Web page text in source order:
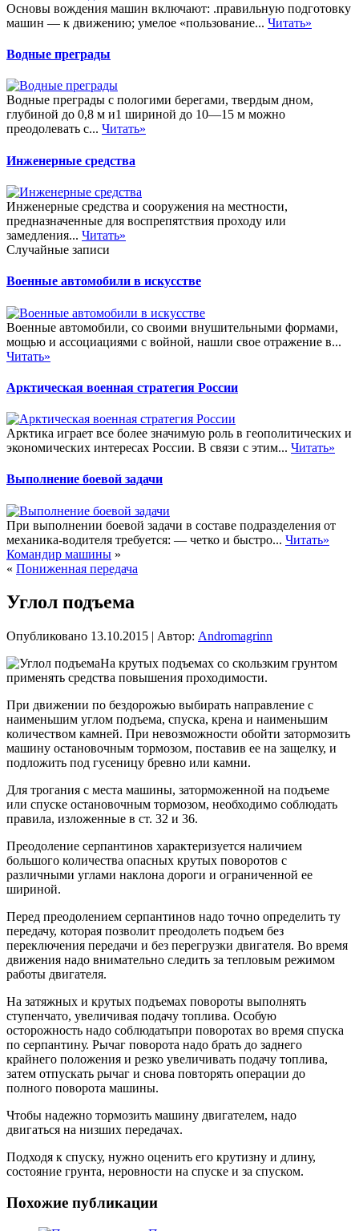
Основы вождения машин включают: .правильную подготовку
машин — к движению; умелое «пользование... Читать»
Водные преграды
Водные преграды с пологими берегами, твердым дном,
глубиной до 0,8 м и1 шириной до 10—15 м можно
преодолевать с... Читать»
Инженерные средства
Инженерные средства и сооружения на местности,
предназначенные для воспрепятствия проходу или
замедления... Читать»
Случайные записи
Военные автомобили в искусстве
Военные автомобили, со своими внушительными формами,
мощью и ассоциациями с войной, нашли свое отражение в...
Читать»
Арктическая военная стратегия России
Арктика играет все более значимую роль в геополитических и
экономических интересах России. В связи с этим... Читать»
Выполнение боевой задачи
При выполнении боевой задачи в составе подразделения от
механика-водителя требуется: — четко и быстро... Читать»
Командир машины »
« Пониженная передача
Углол подъема
Опубликовано 13.10.2015 | Автор: Andromagrinn
На крутых подъемах со скользким грунтом
применять средства повышения проходимости.
При движении по бездорожью выбирать направление с
наименьшим углом подъема, спуска, крена и наименьшим
количеством камней. При невозможности обойти затормозить
машину остановочным тормозом, поставив ее на защелку, и
подложить под гусеницу бревно или камни.
Для трогания с места машины, заторможенной на подъеме
или спуске остановочным тормозом, необходимо соблюдать
правила, изложенные в ст. 32 и 36.
Преодоление серпантинов характеризуется наличием
большого количества опасных крутых поворотов с
различными углами наклона дороги и ограниченной ее
шириной.
Перед преодолением серпантинов надо точно определить ту
передачу, которая позволит преодолеть подъем без
переключения передачи и без перегрузки двигателя. Во время
движения надо внимательно следить за тепловым режимом
работы двигателя.
На затяжных и крутых подъемах повороты выполнять
ступенчато, увеличивая подачу топлива. Особую
осторожность надо соблюдатьпри поворотах во время спуска
по серпантину. Рычаг поворота надо брать до заднего
крайнего положения и резко увеличивать подачу топлива,
затем отпускать рычаг и снова повторять операции до
полного поворота машины.
Чтобы надежно тормозить машину двигателем, надо
двигаться на низших передачах.
Подходя к спуску, нужно оценить его крутизну и длину,
состояние грунта, неровности на спуске и за спуском.
Похожие публикации